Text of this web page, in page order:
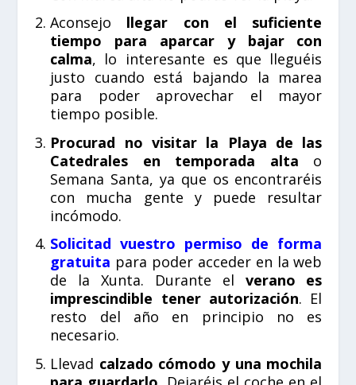
Aconsejo llegar con el suficiente
tiempo para aparcar y bajar con
calma, lo interesante es que lleguéis
justo cuando está bajando la marea
para poder aprovechar el mayor
tiempo posible.
Procurad no visitar la Playa de las
Catedrales en temporada alta o
Semana Santa, ya que os encontraréis
con mucha gente y puede resultar
incómodo.
Solicitad vuestro permiso de forma
gratuita para poder acceder en la web
de la Xunta. Durante el verano es
imprescindible tener autorización. El
resto del año en principio no es
necesario.
Llevad calzado cómodo y una mochila